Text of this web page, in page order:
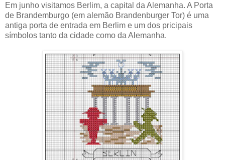
Em junho visitamos Berlim, a capital da Alemanha. A Porta
de Brandemburgo (em alemão Brandenburger Tor) é uma
antiga porta de entrada em Berlim e um dos pricipais
símbolos tanto da cidade como da Alemanha.